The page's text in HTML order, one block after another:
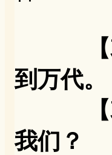
到万代。
【哀
我们？